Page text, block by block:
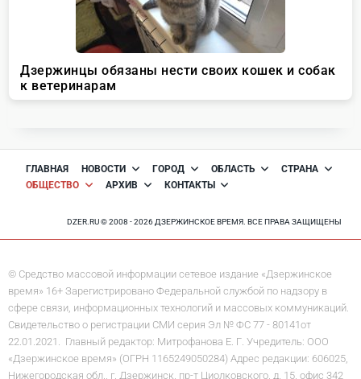
ГЛАВНАЯ НОВОСТИ ГОРОД ОБЛАСТЬ
СТРАНА
ОБЩЕСТВО
АРХИВ КОНТАКТЫ
DZER.RU © 2008 - 2026 ДЗЕРЖИНСКОЕ ВРЕМЯ. ВСЕ ПРАВА ЗАЩИЩЕНЫ
© Средство массовой информации сетевое издание «Дзержинское
время» 16+ Зарегистрировано Федеральной службой по надзору в
сфере связи, информационных технологий и массовых коммуникаций.
Свидетельство о регистрации СМИ серия Эл № ФС 77 - 80141от
22.01.2021. Главный редактор: Митрофанова Е. Г. Учредитель: ООО
«Дзержинское время» (ОГРН 1165249050284) Адрес редакции: 606025,
Нижегородская обл., г. Дзержинск, пр-т Циолковского, д. 15, офис 342